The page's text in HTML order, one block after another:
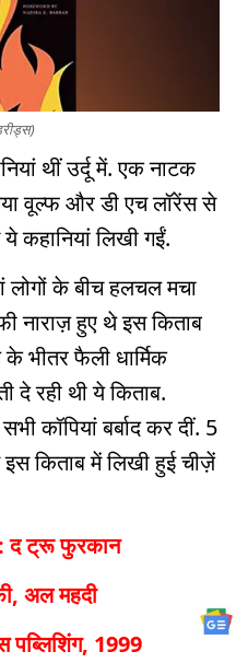
थीं उर्दू में. एक नाटक
वूल्फ और डी एच लॉरेंस से
कहानियां लिखी गईं.
लोगों के बीच हलचल मचा
नाराज़ हुए थे इस किताब
भीतर फैली धार्मिक
दे रही थी ये किताब.
कॉपियां बर्बाद कर दीं. 5
किताब में लिखी हुई चीज़ें
द ट्रू फुरकान
अल महदी
पब्लिशिंग, 1999